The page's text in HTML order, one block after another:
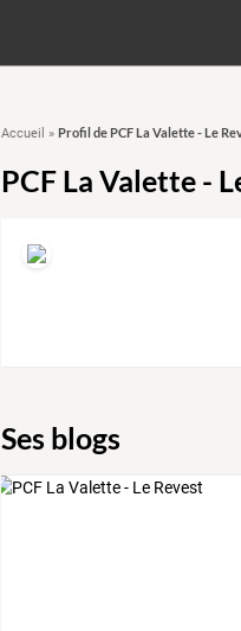
Accueil » Profil de PCF La Valette - Le
PCF La Valette -
Ses blogs